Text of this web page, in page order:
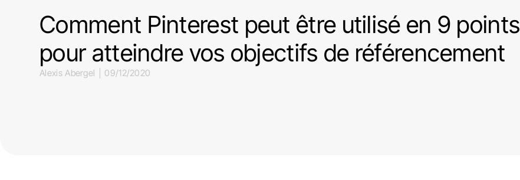
Comment Pinterest peut être utilisé en 9 points
pour atteindre vos objectifs de référencement
Alexis Abergel 09/12/2020